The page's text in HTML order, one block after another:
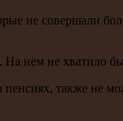
не совершали
нём не хватило
также не